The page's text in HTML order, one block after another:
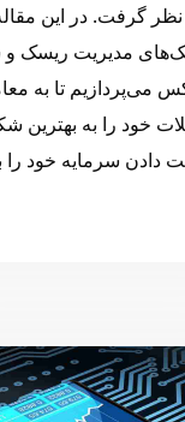
نظر گرفت. در این
مدیریت ریسک و
می‌پردازیم تا به
خود را به بهترین
دادن سرمایه خود را